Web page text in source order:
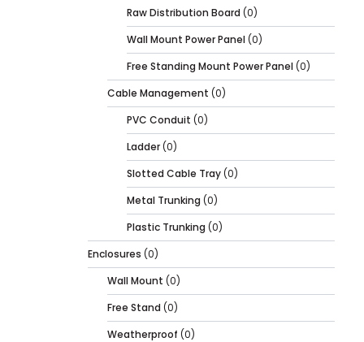
Raw Distribution Board (0)
Wall Mount Power Panel(0)
Free Standing Mount Power Panel(0)
Cable Management (0)
PVC Conduit (0)
Ladder(0)
Slotted Cable Tray(0)
Metal Trunking (0)
Plastic Trunking (0)
Enclosures (0)
Wall Mount (0)
Free Stand (0)
Weatherproof (0)